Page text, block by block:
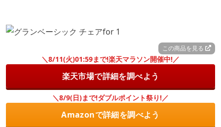
この商品を見る
＼8/11(火)01:59まで!楽天マラソン開催中!／
楽天市場で詳細を調べよう
＼8/9(日)まで!ダブルポイント祭り!／
Amazonで詳細を調べよう